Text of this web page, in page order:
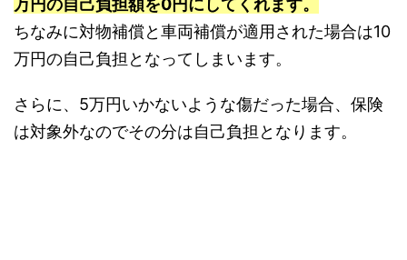
ちなみに対物補償と車両補償が適用された場合は10
万円の自己負担となってしまいます。
さらに、5万円いかないような傷だった場合、保険
は対象外なのでその分は自己負担となります。